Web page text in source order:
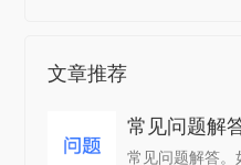
文章推荐
常见问题解
常见问题解答。